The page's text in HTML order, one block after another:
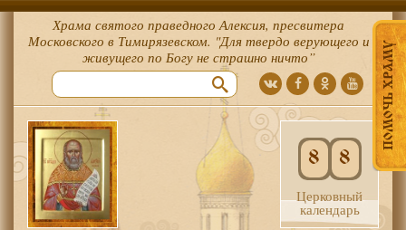
ПОМОЧЬ ХРАМУ
Храма святого праведного Алексия, пресвитера
Московского в Тимирязевском. "Для твердо верующего и
живущего по Богу не страшно ничто”
8 8
Церковный
календарь